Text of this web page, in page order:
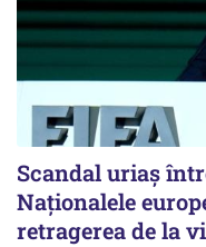
Scandal uriaş
Naţionalele
retragerea de la